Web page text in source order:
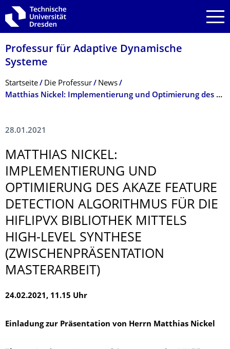
Zur Hauptnavigation springen
Zur Suche springen
Zum Inhalt springen
Professur für Adaptive Dynamische
Systeme
Breadcrumb-Menü
Startseite Die Professur
News
Matthias Nickel: Implementierung und Optimierung des AKAZE Feature Detection Algorithmus für die HiFlipVX Bibliothek mittels High-Level Synthese (Zwischenpräsentation Masterarbeit)
28.01.2021
MATTHIAS NICKEL:
IMPLEMENTIERUNG UND
OPTIMIERUNG DES AKAZE FEATURE
DETECTION ALGORITHMUS FÜR DIE
HIFLIPVX BIBLIOTHEK MITTELS
HIGH-LEVEL SYNTHESE
(ZWISCHENPRÄSEN­TATION
MASTERARBEIT)
24.02.2021, 11.15 Uhr
Einladung zur Präsentation von Herrn Matthias Nickel